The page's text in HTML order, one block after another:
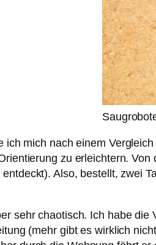
ich mich nach einem
zu erleichtern.
Also, bestellt, zwei
sehr chaotisch. Ich habe
(mehr gibt es wirklich